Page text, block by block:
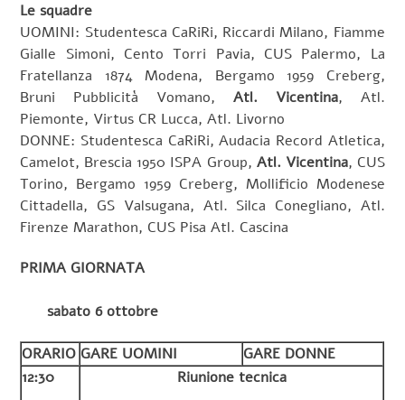
Le squadre
UOMINI: Studentesca CaRiRi, Riccardi Milano, Fiamme
Gialle Simoni, Cento Torri Pavia, CUS Palermo, La
Fratellanza 1874 Modena, Bergamo 1959 Creberg,
Bruni Pubblicità Vomano, Atl. Vicentina, Atl.
Piemonte, Virtus CR Lucca, Atl. Livorno
DONNE: Studentesca CaRiRi, Audacia Record Atletica,
Camelot, Brescia 1950 ISPA Group, Atl. Vicentina, CUS
Torino, Bergamo 1959 Creberg, Mollificio Modenese
Cittadella, GS Valsugana, Atl. Silca Conegliano, Atl.
Firenze Marathon, CUS Pisa Atl. Cascina
PRIMA GIORNATA
sabato 6 ottobre
ORARIO GARE UOMINI
GARE DONNE
12:30
Riunione tecnica